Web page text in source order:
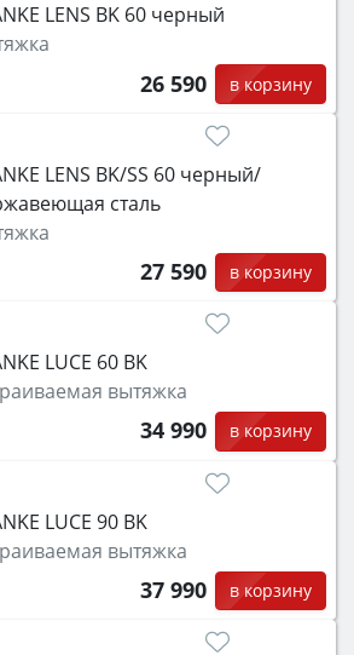
LENS BK 60 черный
26 590 в корзину
LENS BK/SS 60 черный/
сталь
27 590 в корзину
LUCE 60 BK
вытяжка
34 990 в корзину
LUCE 90 BK
вытяжка
37 990 в корзину